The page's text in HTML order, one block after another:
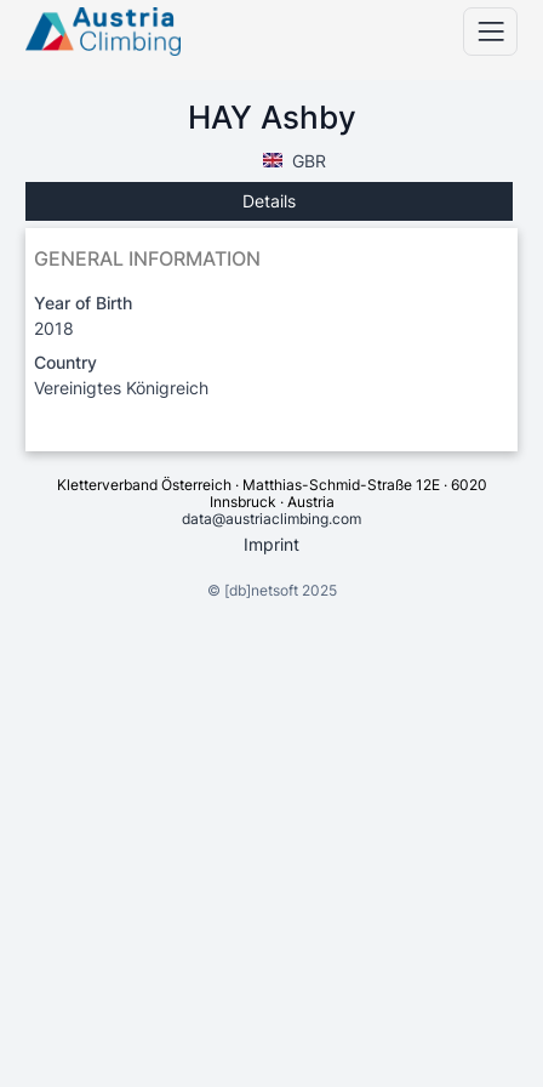
HAY Ashby
GBR
Details
GENERAL INFORMATION
Year of Birth
2018
Country
Vereinigtes Königreich
Kletterverband Österreich · Matthias-Schmid-Straße 12E · 6020
Innsbruck · Austria
data@austriaclimbing.com
Imprint
© [db]netsoft2025